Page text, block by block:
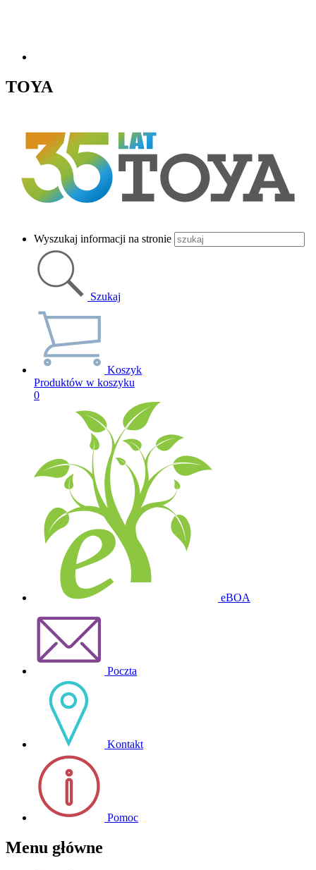
TOYA
Wyszukaj informacji na stronie
Szukaj
Koszyk
Produktów w koszyku
0
eBOA
Poczta
Kontakt
Pomoc
Menu główne